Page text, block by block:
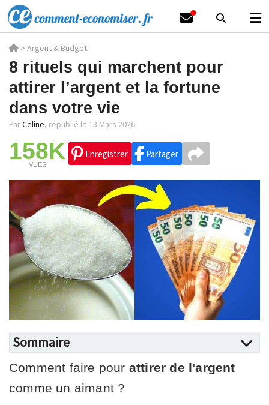
> Argent & Budget
8 rituels qui marchent pour
attirer l’argent et la fortune
dans votre vie
ParCeline, republié le 13 Mars 2026
158K
VUES
Enregistrer Partager
Sommaire
Comment faire pour attirer de l'argent
comme un aimant ?